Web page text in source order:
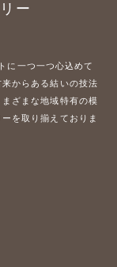
ー
に一つ一つ心込めて
からある結いの技法
ざまな地域特有の模
を取り揃えておりま